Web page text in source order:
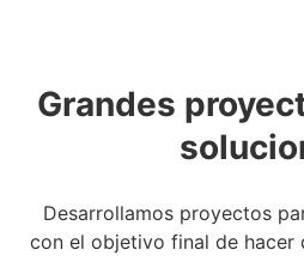
Grandes
Desarrollamos proyectos
con el objetivo final de hacer